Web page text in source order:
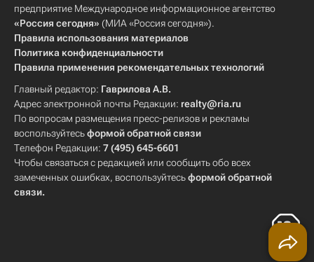
предприятие Международное информационное агентство
«Россия сегодня» (МИА «Россия сегодня»).
Правила использования материалов
Политика конфиденциальности
Правила применения рекомендательных технологий
Главный редактор: Гаврилова А.В.
Адрес электронной почты Редакции: realty@ria.ru
По вопросам размещения пресс-релизов и рекламы
воспользуйтесьформой обратной связи
Телефон Редакции: 7 (495) 645-6601
Чтобы связаться с редакцией или сообщить обо всех
замеченных ошибках, воспользуйтесьформой обратной
связи.